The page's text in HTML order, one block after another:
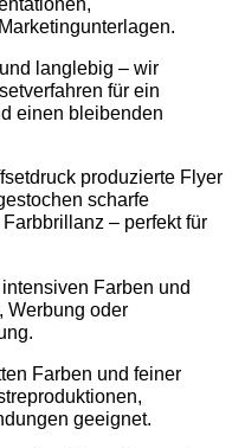
langlebig – wir
für ein
einen bleibenden
produzierte Flyer
scharfe
– perfekt für
Farben und
Werbung oder
Farben und feiner
geeignet.